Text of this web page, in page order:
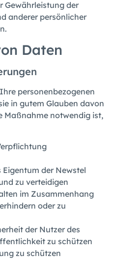
Gewährleistung der
anderer persönlicher
Daten
personenbezogenen
in gutem Glauben davon
Maßnahme notwendig ist,
Eigentum der Newstel
zu verteidigen
im Zusammenhang
oder zu
der Nutzer des
zu schützen
zu schützen